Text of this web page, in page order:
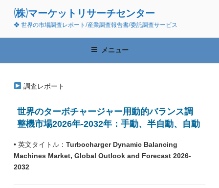
ン
(株)マーケットリサーチセンター
❖ 世界の市場調査レポート/産業調査報告書/委託調査サービス
メニュー
調査レポート
世界のターボチャージャー用動的バランス調
整機市場2026年-2032年：手動、半自動、自動
• 英文タイトル： Turbocharger Dynamic Balancing
Machines Market, Global Outlook and Forecast 2026-
2032